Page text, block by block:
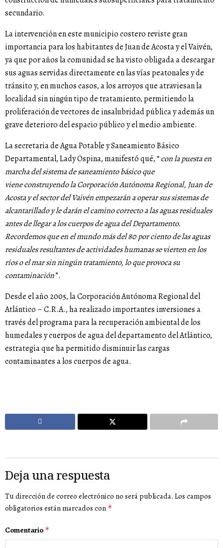
secundario.
La intervención en este municipio costero reviste gran
importancia para los habitantes de Juan de Acosta y el Vaivén,
ya que por años la comunidad se ha visto obligada a descargar
sus aguas servidas directamente en las vías peatonales y de
tránsito y, en muchos casos, a los arroyos que atraviesan la
localidad sin ningún tipo de tratamiento, permitiendo la
proliferación de vectores de insalubridad pública y además un
grave deterioro del espacio público y el medio ambiente.
La secretaria de Agua Potable y Saneamiento Básico
Departamental, Lady Ospina, manifestó qué, “con la puesta en
marcha del sistema de saneamiento básico que
viene construyendo la Corporación Autónoma Regional, Juan de
Acosta y el sector del Vaivén empezarán a operar sus sistemas de
alcantarillado y le darán el camino correcto a las aguas residuales
antes de llegar a los cuerpos de agua del Departamento.
Recordemos que en el mundo más del 80 por ciento de las aguas
residuales resultantes de actividades humanas se vierten en los
ríos o el mar sin ningún tratamiento, lo que provoca su
contaminación”.
Desde el año 2005, la Corporación Autónoma Regional del
Atlántico – C.R.A., ha realizado importantes inversiones a
través del programa para la recuperación ambiental de los
humedales y cuerpos de agua del departamento del Atlántico,
estrategia que ha permitido disminuir las cargas
contaminantes a los cuerpos de agua.
Deja una respuesta
Tu dirección de correo electrónico no será publicada. Los campos
obligatorios están marcados con *
Comentario *